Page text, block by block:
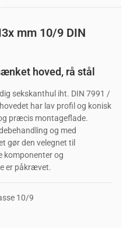
mm 10/9 DIN
hoved, rå stål
sekskanthul iht. DIN 7991 /
har lav profil og konisk
præcis montageflade.
og med
gør den velegnet til
komponenter og
er påkrævet.
10/9